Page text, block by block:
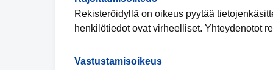
Rekisteröidyllä on oikeus pyytää
henkilötiedot ovat virheelliset. Yhteydenotot
Vastustamisoikeus